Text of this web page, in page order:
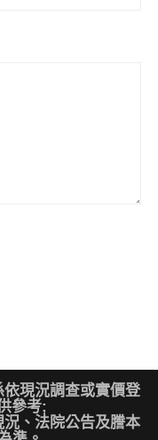
現況調查或實價登
參考;
、法院公告及謄本